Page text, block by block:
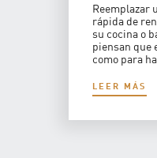
Reemplazar
rápida de
su cocina o
piensan que
como para
LEER MÁS